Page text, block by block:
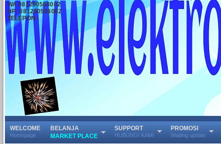
WA 081290508002
HP: 081290508002
TELEPON :
WELCOME
Homepage
BELANJA
MARKET PLACE
SUPPORT
HUBUNGI KAMI
PROMOSI
Waiting update